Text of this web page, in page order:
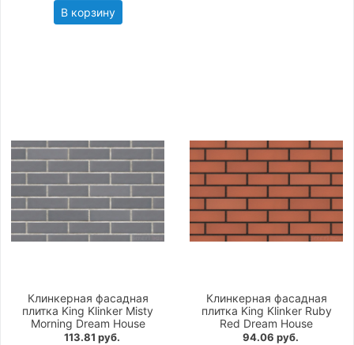
В корзину
Клинкерная фасадная
плитка King Klinker Misty
Morning Dream House
113.81 руб.
Клинкерная фасадная
плитка King Klinker Ruby
Red Dream House
94.06 руб.